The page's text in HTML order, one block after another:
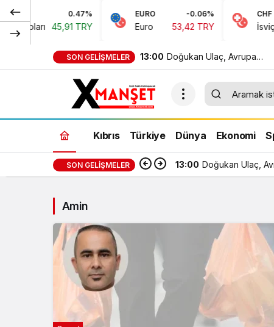
0.47%
Doları 45,91 TRY
EURO -0.06%
Euro 53,42 TRY
CHF
İsviçre
SON GELIŞMELER 13:00 Doğukan Ulaç, Avrupa
Şampiyonası’nda Türkiye
Takımı ile mücadele etti
Kıbrıs Türkiye Dünya Ekonomi
SON GELIŞMELER 13:00 Doğukan Ulaç,
Amin